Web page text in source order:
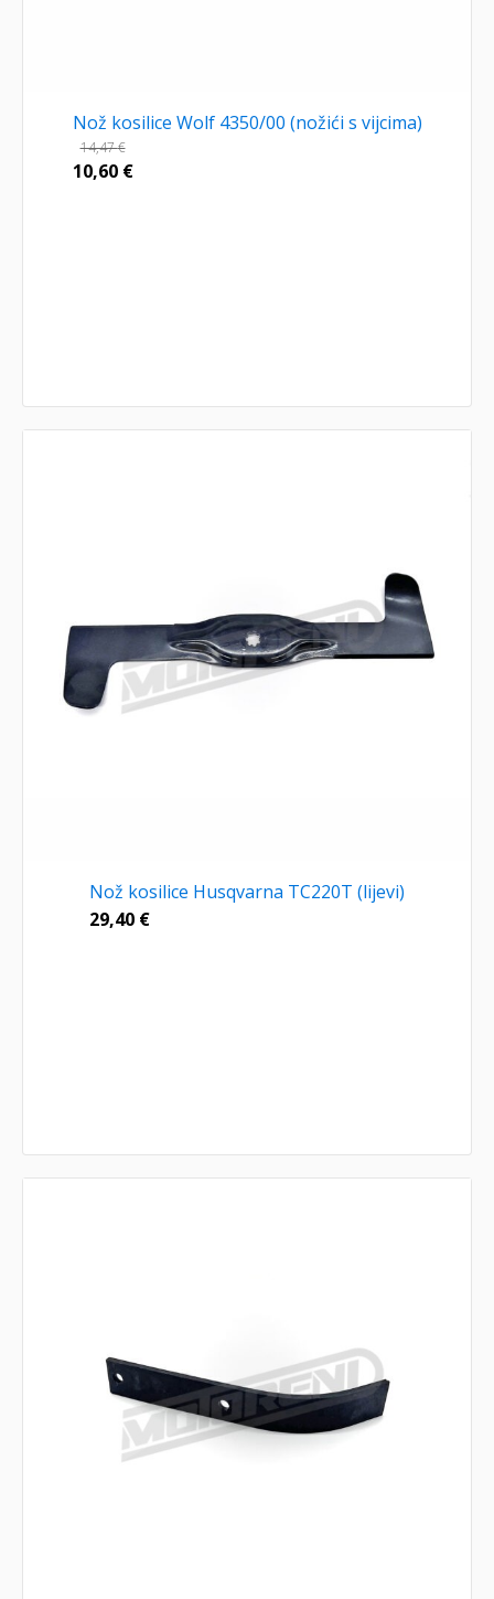
Nož kosilice Wolf 4350/00 (nožići s vijcima)
14,47€
10,60 €
Nož kosilice Husqvarna TC220T (lijevi)
29,40 €